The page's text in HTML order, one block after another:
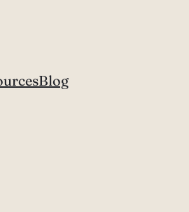
Blog